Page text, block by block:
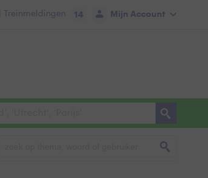
Mijn Account
| Treinmeldingen 14